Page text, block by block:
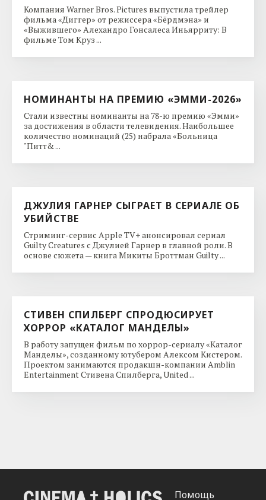
Компания Warner Bros. Pictures выпустила трейлер
фильма «Диггер» от режиссера «Бёрдмэна» и
«Выжившего» Алехандро Гонсалеса Иньярриту: В
фильме Том Круз ...
НОМИНАНТЫ НА ПРЕМИЮ «ЭММИ-2026»
Стали известны номинанты на 78-ю премию «Эмми»
за достижения в области телевидения. Наибольшее
количество номинаций (25) набрала «Больница
"Питт& ...
ДЖУЛИЯ ГАРНЕР СЫГРАЕТ В СЕРИАЛЕ ОБ
УБИЙСТВЕ
Стриминг-сервис Apple TV+ анонсировал сериал
Guilty Creatures с Джулией Гарнер в главной роли. В
основе сюжета — книга Микиты Броттман Guilty ...
СТИВЕН СПИЛБЕРГ СПРОДЮСИРУЕТ
ХОРРОР «КАТАЛОГ МАНДЕЛЫ»
В работу запущен фильм по хоррор-сериалу «Каталог
Манделы», созданному ютубером Алексом Кистером.
Проектом занимаются продакшн-компании Amblin
Entertainment Стивена Спилберга, United ...
Помощь